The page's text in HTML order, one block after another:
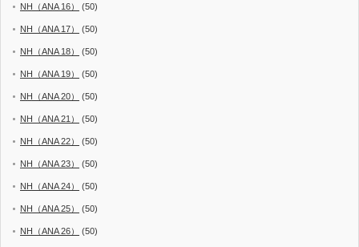
NH（ANA 16） (50)
NH（ANA 17） (50)
NH（ANA 18） (50)
NH（ANA 19） (50)
NH（ANA 20） (50)
NH（ANA 21） (50)
NH（ANA 22） (50)
NH（ANA 23） (50)
NH（ANA 24） (50)
NH（ANA 25） (50)
NH（ANA 26） (50)